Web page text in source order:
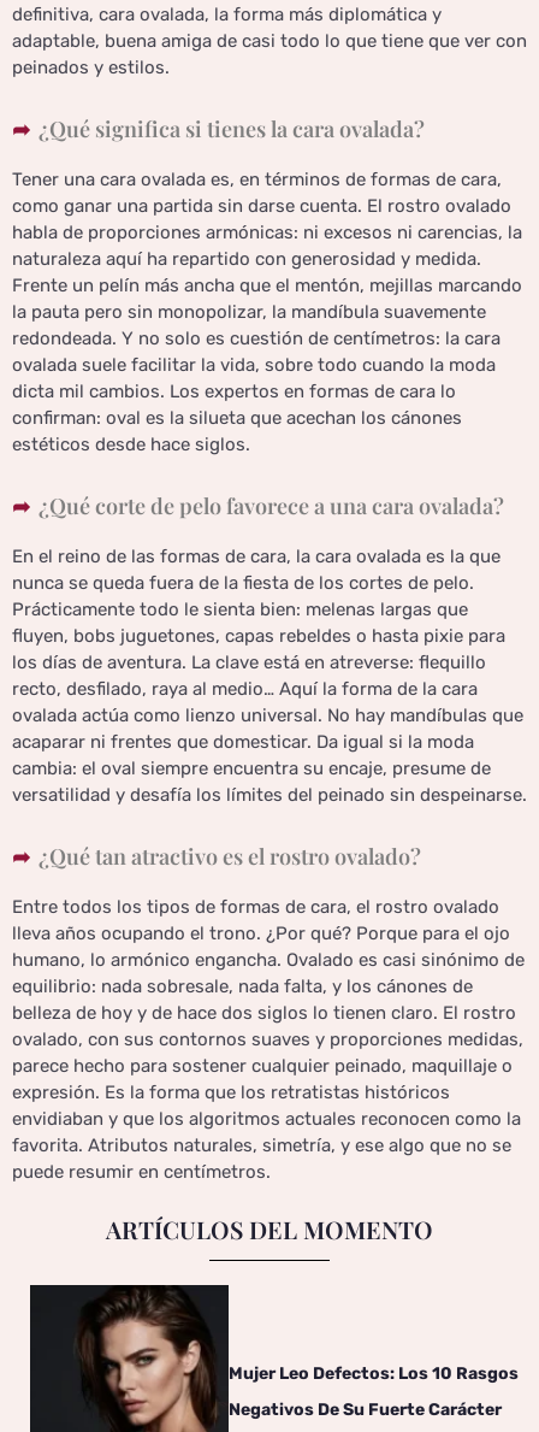
definitiva, cara ovalada, la forma más diplomática y
adaptable, buena amiga de casi todo lo que tiene que ver con
peinados y estilos.
¿Qué significa si tienes la cara ovalada?
Tener una cara ovalada es, en términos de formas de cara,
como ganar una partida sin darse cuenta. El rostro ovalado
habla de proporciones armónicas: ni excesos ni carencias, la
naturaleza aquí ha repartido con generosidad y medida.
Frente un pelín más ancha que el mentón, mejillas marcando
la pauta pero sin monopolizar, la mandíbula suavemente
redondeada. Y no solo es cuestión de centímetros: la cara
ovalada suele facilitar la vida, sobre todo cuando la moda
dicta mil cambios. Los expertos en formas de cara lo
confirman: oval es la silueta que acechan los cánones
estéticos desde hace siglos.
¿Qué corte de pelo favorece a una cara ovalada?
En el reino de las formas de cara, la cara ovalada es la que
nunca se queda fuera de la fiesta de los cortes de pelo.
Prácticamente todo le sienta bien: melenas largas que
fluyen, bobs juguetones, capas rebeldes o hasta pixie para
los días de aventura. La clave está en atreverse: flequillo
recto, desfilado, raya al medio… Aquí la forma de la cara
ovalada actúa como lienzo universal. No hay mandíbulas que
acaparar ni frentes que domesticar. Da igual si la moda
cambia: el oval siempre encuentra su encaje, presume de
versatilidad y desafía los límites del peinado sin despeinarse.
¿Qué tan atractivo es el rostro ovalado?
Entre todos los tipos de formas de cara, el rostro ovalado
lleva años ocupando el trono. ¿Por qué? Porque para el ojo
humano, lo armónico engancha. Ovalado es casi sinónimo de
equilibrio: nada sobresale, nada falta, y los cánones de
belleza de hoy y de hace dos siglos lo tienen claro. El rostro
ovalado, con sus contornos suaves y proporciones medidas,
parece hecho para sostener cualquier peinado, maquillaje o
expresión. Es la forma que los retratistas históricos
envidiaban y que los algoritmos actuales reconocen como la
favorita. Atributos naturales, simetría, y ese algo que no se
puede resumir en centímetros.
ARTÍCULOS DEL MOMENTO
Mujer Leo Defectos: Los 10 Rasgos
Negativos De Su Fuerte Carácter